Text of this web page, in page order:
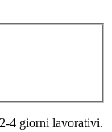
4 giorni lavorativi.